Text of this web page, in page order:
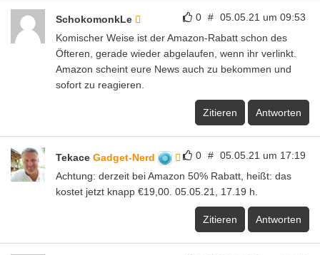
0 # 05.05.21 um 09:53
SchokomonkLe
Komischer Weise ist der Amazon-Rabatt schon des
Öfteren, gerade wieder abgelaufen, wenn ihr verlinkt.
Amazon scheint eure News auch zu bekommen und
sofort zu reagieren.
Zitieren Antworten
0 # 05.05.21 um 17:19
Tekace Gadget-Nerd
Achtung: derzeit bei Amazon 50% Rabatt, heißt: das
kostet jetzt knapp €19,00. 05.05.21, 17.19 h.
Zitieren Antworten